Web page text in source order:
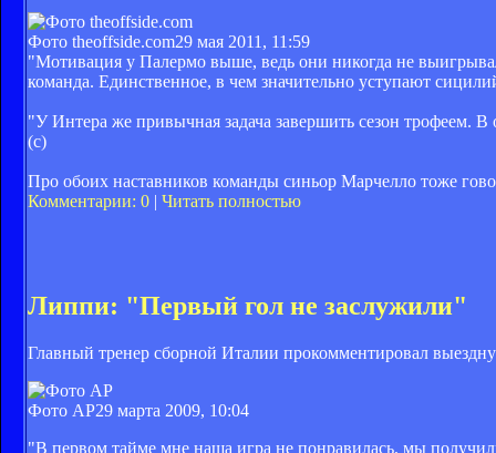
Фото theoffside.com29 мая 2011, 11:59
"Мотивация у Палермо выше, ведь они никогда не
команда. Единственное, в чем значительно уступают
"У Интера же привычная задача завершить сезон трофеем.
(с)
Про обоих наставников команды синьор Марчелло тоже
Комментарии: 0
Читать полностью
Липпи: "Первый гол не заслужили"
Главный тренер сборной Италии прокомментировал
Фото AP29 марта 2009, 10:04
"В первом тайме мне наша игра не понравилась, мы